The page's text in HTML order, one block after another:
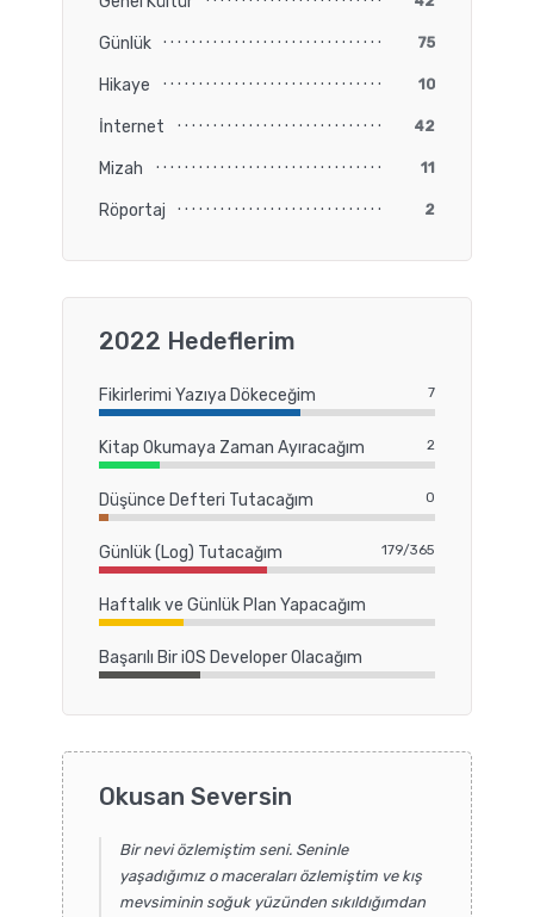
Günlük 75
Hikaye 10
İnternet 42
Mizah 11
Röportaj 2
2022 Hedeflerim
Fikirlerimi Yazıya Dökeceğim 7
Kitap Okumaya Zaman Ayıracağım 2
Düşünce Defteri Tutacağım 0
Günlük (Log) Tutacağım 179/365
Haftalık ve Günlük Plan Yapacağım
Başarılı Bir iOS Developer Olacağım
Okusan Seversin
Bir nevi özlemiştim seni. Seninle
yaşadığımız o maceraları özlemiştim ve kış
mevsiminin soğuk yüzünden sıkıldığımdan